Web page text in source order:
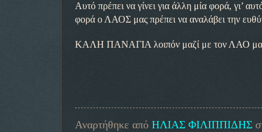
Αυτό πρέπει να γίνει για άλλη μία φορά, γι’
φορά ο ΛΑΟΣ μας πρέπει να αναλάβει την
ΚΑΛΗ ΠΑΝΑΓΙΑ λοιπόν μαζί με τον ΛΑΟ
Αναρτήθηκε από ΗΛΙΑΣ ΦΙΛΙΠΠΙΔΗΣ